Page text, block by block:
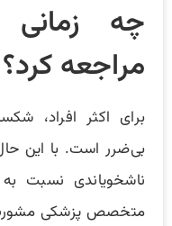
چه
مراجعه کرد؟
برای اکثر افراد،
بی‌ضرر است. با این
ناشخویاندی نسبت
متخصص پزشکی